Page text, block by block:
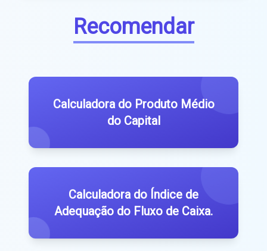
Recomendar
Calculadora do Produto Médio
do Capital
Calculadora do Índice de
Adequação do Fluxo de Caixa.